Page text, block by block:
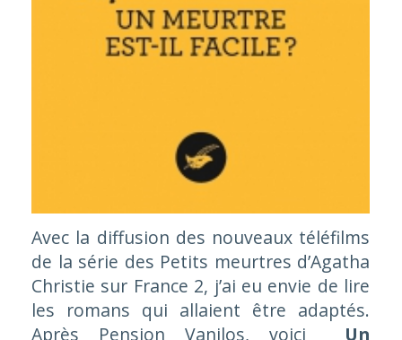
Avec la diffusion des nouveaux téléfilms
de la série des Petits meurtres d’Agatha
Christie sur France 2, j’ai eu envie de lire
les romans qui allaient être adaptés.
Après Pension Vanilos, voici Un